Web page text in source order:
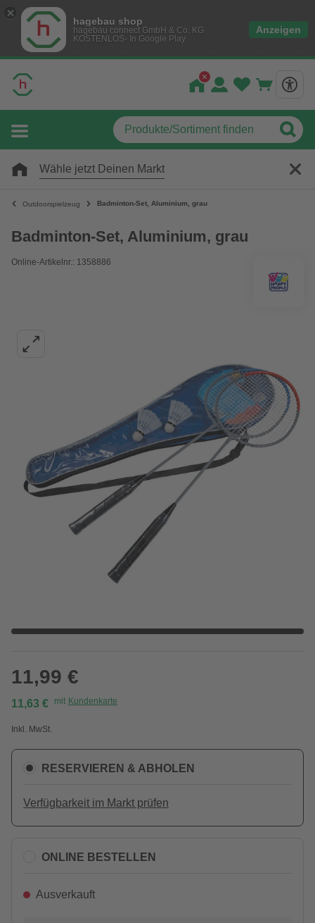
hagebau shop
hagebau connect GmbH & Co. KG
KOSTENLOS- In Google Play
Anzeigen
Wähle jetzt Deinen Markt
Outdoorspielzeug Badminton-Set, Aluminium, grau
Badminton-Set, Aluminium, grau
Online-Artikelnr.: 1358886
11,99 €
11,63 € mit Kundenkarte
Inkl. MwSt.
RESERVIEREN & ABHOLEN
Verfügbarkeit im Markt prüfen
ONLINE BESTELLEN
Ausverkauft